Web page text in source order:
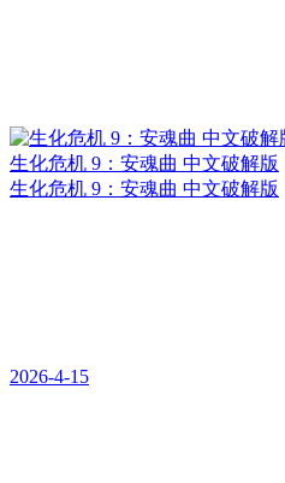
生化危机 9：安魂曲 中文破解版
生化危机 9：安魂曲 中文破解版
2026-4-15